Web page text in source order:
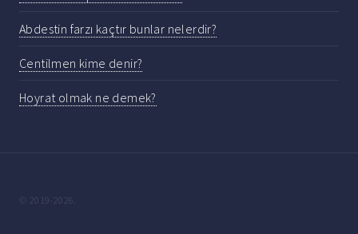
Abdestin farzı kaçtır bunlar nelerdir?
Centilmen kime denir?
Hoyrat olmak ne demek?
© 2019-2026.